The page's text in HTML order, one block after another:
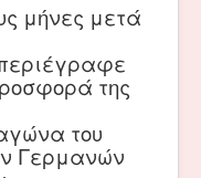
μήνες μετά
της
του
Γερμανών